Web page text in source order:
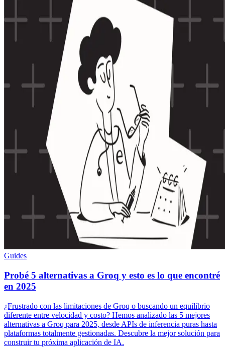
Guides
Probé 5 alternativas a Groq y esto es lo que encontré
en 2025
¿Frustrado con las limitaciones de Groq o buscando un equilibrio
diferente entre velocidad y costo? Hemos analizado las 5 mejores
alternativas a Groq para 2025, desde APIs de inferencia puras hasta
plataformas totalmente gestionadas. Descubre la mejor solución para
construir tu próxima aplicación de IA.